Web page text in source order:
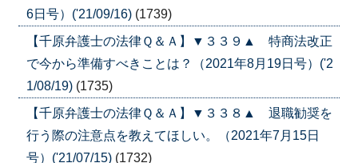
6日号）('21/09/16) (1739)
【千原弁護士の法律Ｑ＆Ａ】▼３３９▲ 特商法改正
で今から準備すべきことは？（2021年8月19日号）('2
1/08/19) (1735)
【千原弁護士の法律Ｑ＆Ａ】▼３３８▲ 退職勧奨を
行う際の注意点を教えてほしい。（2021年7月15日
号）('21/07/15) (1732)